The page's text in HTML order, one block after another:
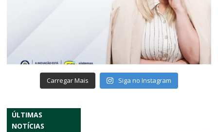
Carregar Mais Siga no Instagram
ÚLTIMAS
NOTÍCIAS